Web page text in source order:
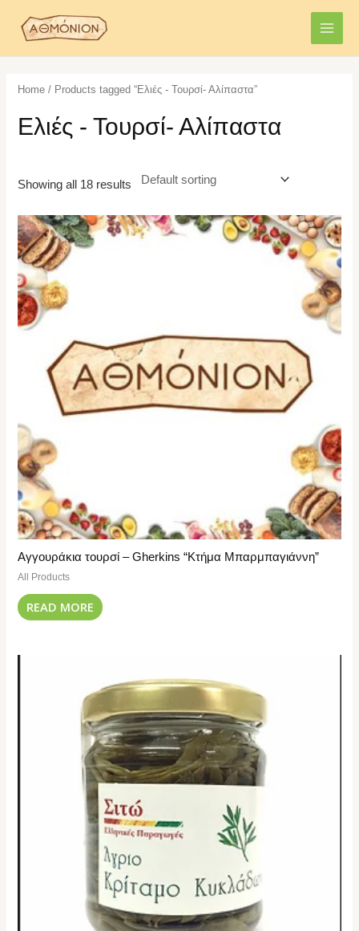
content
Home / Products tagged “Ελιές - Τουρσί- Αλίπαστα”
Ελιές - Τουρσί- Αλίπαστα
Showing all 18 results
Αγγουράκια τουρσί – Gherkins “Κτήμα Μπαρμπαγιάννη”
All Products
READ MORE